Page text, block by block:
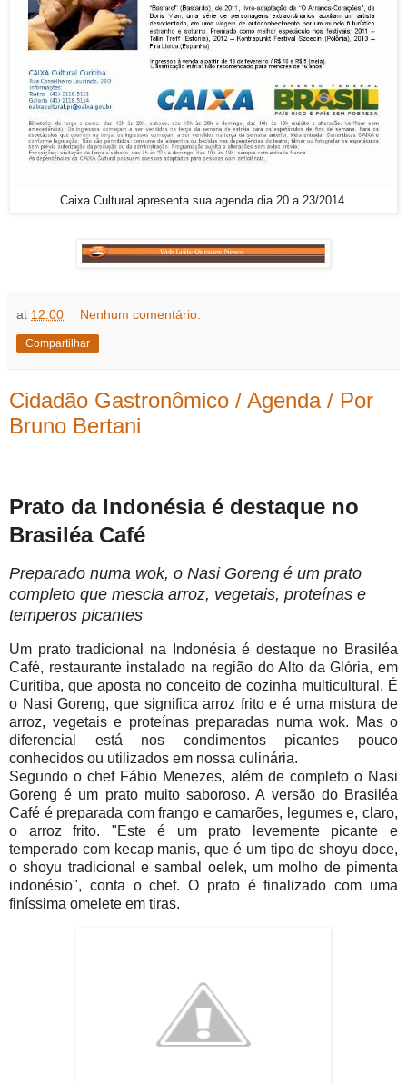
Caixa Cultural apresenta sua agenda dia 20 a 23/2014.
at 12:00 Nenhum comentário:
Compartilhar
Cidadão Gastronômico / Agenda / Por
Bruno Bertani
Prato da Indonésia é destaque no
Brasiléa Café
Preparado numa wok, o Nasi Goreng é um prato
completo que mescla arroz, vegetais, proteínas e
temperos picantes
Um prato tradicional na Indonésia é destaque no Brasiléa
Café, restaurante instalado na região do Alto da Glória, em
Curitiba, que aposta no conceito de cozinha multicultural. É
o Nasi Goreng, que significa arroz frito e é uma mistura de
arroz, vegetais e proteínas preparadas numa wok. Mas o
diferencial está nos condimentos picantes pouco
conhecidos ou utilizados em nossa culinária.
Segundo o chef Fábio Menezes, além de completo o Nasi
Goreng é um prato muito saboroso. A versão do Brasiléa
Café é preparada com frango e camarões, legumes e, claro,
o arroz frito. "Este é um prato levemente picante e
temperado com kecap manis, que é um tipo de shoyu doce,
o shoyu tradicional e sambal oelek, um molho de pimenta
indonésio", conta o chef. O prato é finalizado com uma
finíssima omelete em tiras.